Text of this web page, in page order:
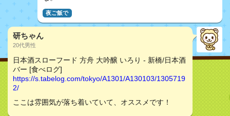
夜ご飯で
研ちゃん
20代男性
日本酒スローフード 方舟 大吟醸 いろり - 新橋/日本酒
バー [食べログ]
https://s.tabelog.com/tokyo/A1301/A130103/1305719
2/
ここは雰囲気が落ち着いていて、オススメです！